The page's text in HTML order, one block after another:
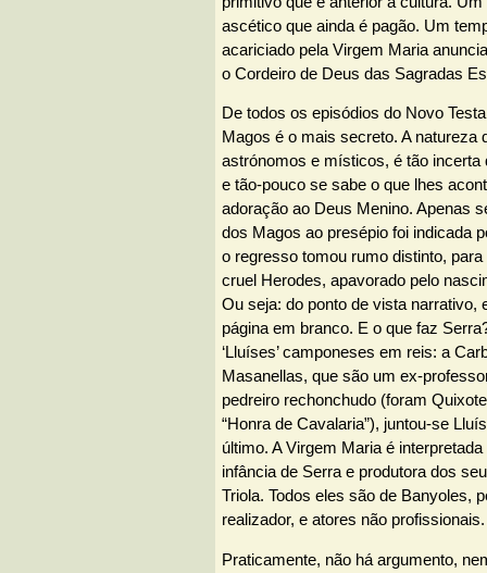
ascético que ainda é pagão. Um
acariciado pela Virgem Maria
o Cordeiro de Deus das Sagradas
De todos os episódios do Novo
Magos é o mais secreto. A natureza
astrónomos e místicos, é tão incerta
e tão-pouco se sabe o que lhes
adoração ao Deus Menino. Apenas
dos Magos ao presépio foi indicada
o regresso tomou rumo distinto,
cruel Herodes, apavorado pelo
Ou seja: do ponto de vista narrativo,
página em branco. E o que faz
‘Lluíses’ camponeses em reis: a
Masanellas, que são um ex-
pedreiro rechonchudo (foram
“Honra de Cavalaria”), juntou-se
último. A Virgem Maria é
infância de Serra e produtora dos
Triola. Todos eles são de Banyoles,
realizador, e atores não profissionais.
Praticamente, não há argumento,